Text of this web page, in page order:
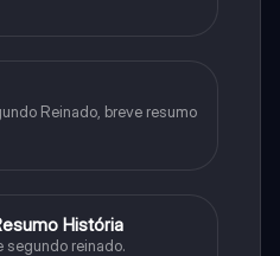
e Proclamação da
Reinado, breve resumo
História
segundo reinado.